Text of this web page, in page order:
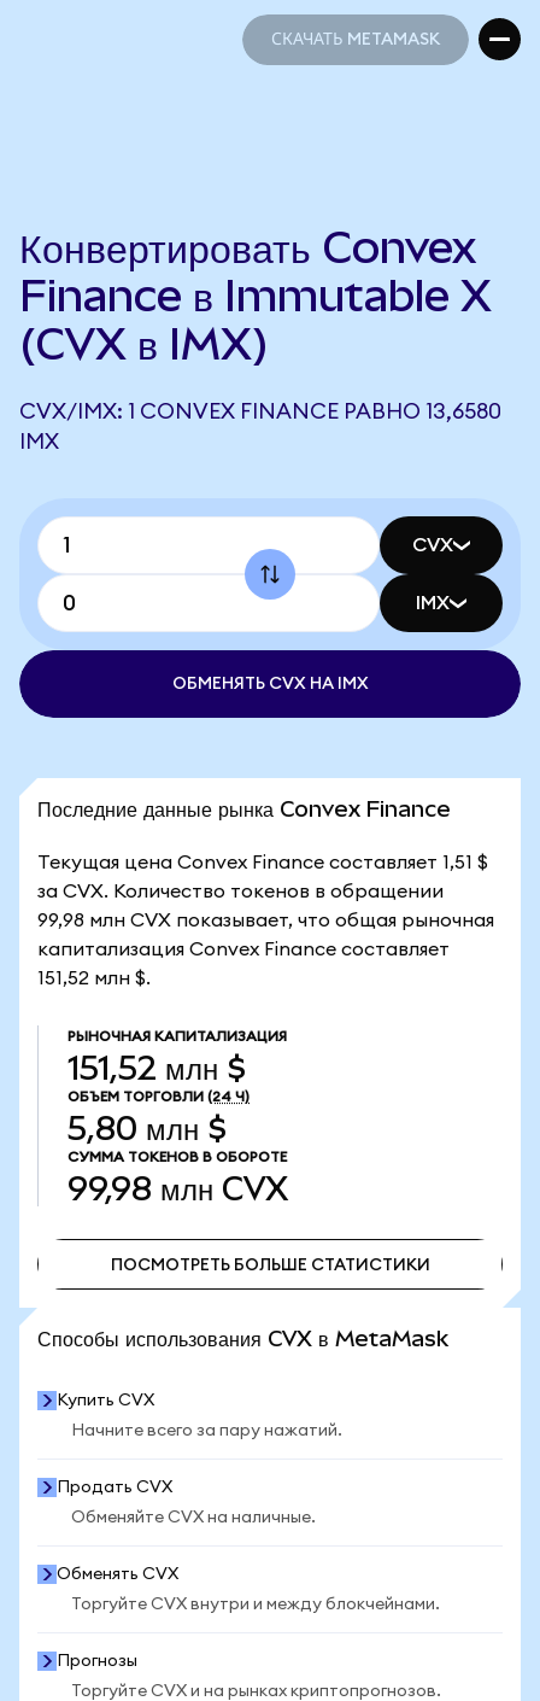
СКАЧАТЬ METAMASK
Конвертировать Convex
Finance в Immutable X
(CVX в IMX)
CVX/IMX: 1 CONVEX FINANCE РАВНО 13,6580
IMX
CVX
IMX
ОБМЕНЯТЬ CVX НА IMX
Последние данные рынка Convex Finance
Текущая цена Convex Finance составляет 1,51 $
за CVX. Количество токенов в обращении
99,98 млн CVX показывает, что общая рыночная
капитализация Convex Finance составляет
151,52 млн $.
РЫНОЧНАЯ КАПИТАЛИЗАЦИЯ
151,52 млн $
ОБЪЕМ ТОРГОВЛИ (24 Ч)
5,80 млн $
СУММА ТОКЕНОВ В ОБОРОТЕ
99,98 млн CVX
ПОСМОТРЕТЬ БОЛЬШЕ СТАТИСТИКИ
Способы использования CVX в MetaMask
Купить CVX
Начните всего за пару нажатий.
Продать CVX
Обменяйте CVX на наличные.
Обменять CVX
Торгуйте CVX внутри и между блокчейнами.
Прогнозы
Торгуйте CVX и на рынках криптопрогнозов.